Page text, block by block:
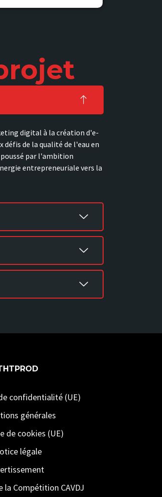
digital à la création d'e-
de la qualité de l'eau en
par l'ambition
entrepreneuriale vers la
confidentialité (UE)
générales
de cookies (UE)
légale
la Compétition CAVDJ